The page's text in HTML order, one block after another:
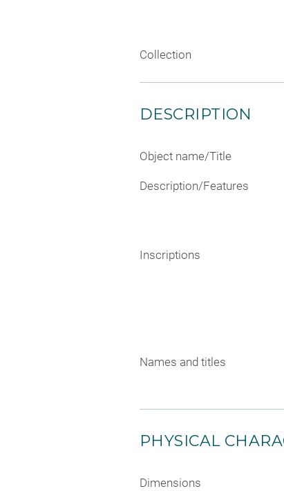
Collection
DESCRIPTION
Object name/Title
Description/Features
Inscriptions
Names and titles
PHYSICAL
Dimensions